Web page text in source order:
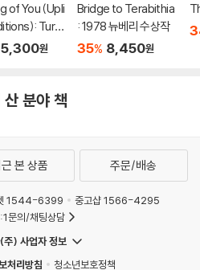
of You (Upli
Turn
Into a Bou
원
Bridge to Terabithia
: 1978 뉴베리 수상작
35% 8,450원
분야 책
본 상품 주문/배송
1544-6399
중고샵 1566-4295
문의/채팅상담
주) 사업자 정보
처리방침 청소년보호정책